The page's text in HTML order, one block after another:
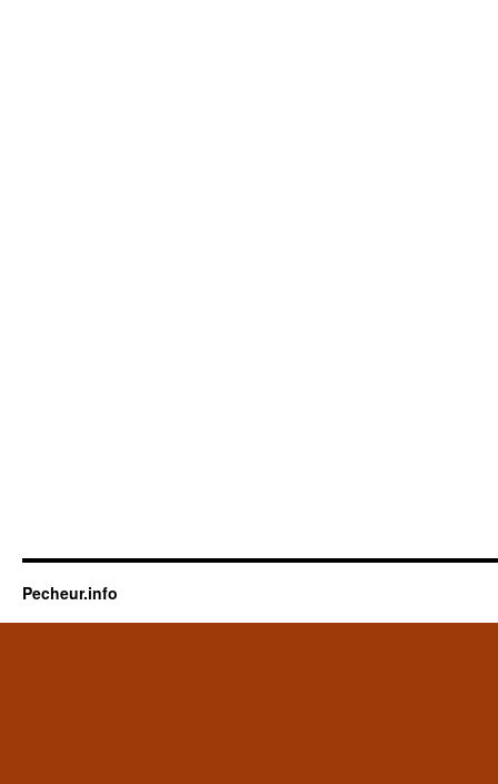
Pecheur.info